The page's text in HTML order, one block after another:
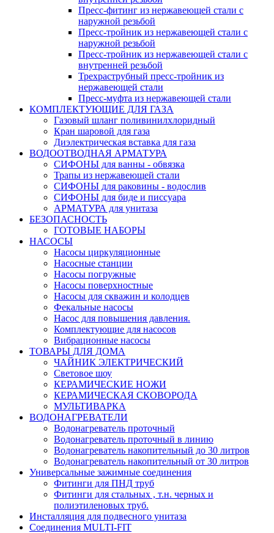
Пресс-фитинг из нержавеющей стали с
наружной резьбой
Пресс-тройник из нержавеющей стали с
наружной резьбой
Пресс-тройник из нержавеющей стали с
внутренней резьбой
Трехраструбный пресс-тройник из
нержавеющей стали
Пресс-муфта из нержавеющей стали
КОМПЛЕКТУЮЩИЕ ДЛЯ ГАЗА
Газовый шланг поливинилхлоридный
Кран шаровой для газа
Диэлектрическая вставка для газа
ВОДООТВОДНАЯ АРМАТУРА
СИФОНЫ для ванны - обвязка
Трапы из нержавеющей стали
СИФОНЫ для раковины - водослив
СИФОНЫ для биде и писсуара
АРМАТУРА для унитаза
БЕЗОПАСНОСТЬ
ГОТОВЫЕ НАБОРЫ
НАСОСЫ
Насосы циркуляционные
Насосные станции
Насосы погружные
Насосы поверхностные
Насосы для скважин и колодцев
Фекальные насосы
Насос для повышения давления.
Комплектующие для насосов
Вибрационные насосы
ТОВАРЫ ДЛЯ ДОМА
ЧАЙНИК ЭЛЕКТРИЧЕСКИЙ
Световое шоу
КЕРАМИЧЕСКИЕ НОЖИ
КЕРАМИЧЕСКАЯ СКОВОРОДА
МУЛЬТИВАРКА
ВОДОНАГРЕВАТЕЛИ
Водонагреватель проточный
Водонагреватель проточный в линию
Водонагреватель накопительный до 30 литров
Водонагреватель накопительный от 30 литров
Универсальные зажимные соединения
Фитинги для ПНД труб
Фитинги для стальных , т.н. черных и
полиэтиленовых труб.
Инсталляция для подвесного унитаза
Соединения MULTI-FIT